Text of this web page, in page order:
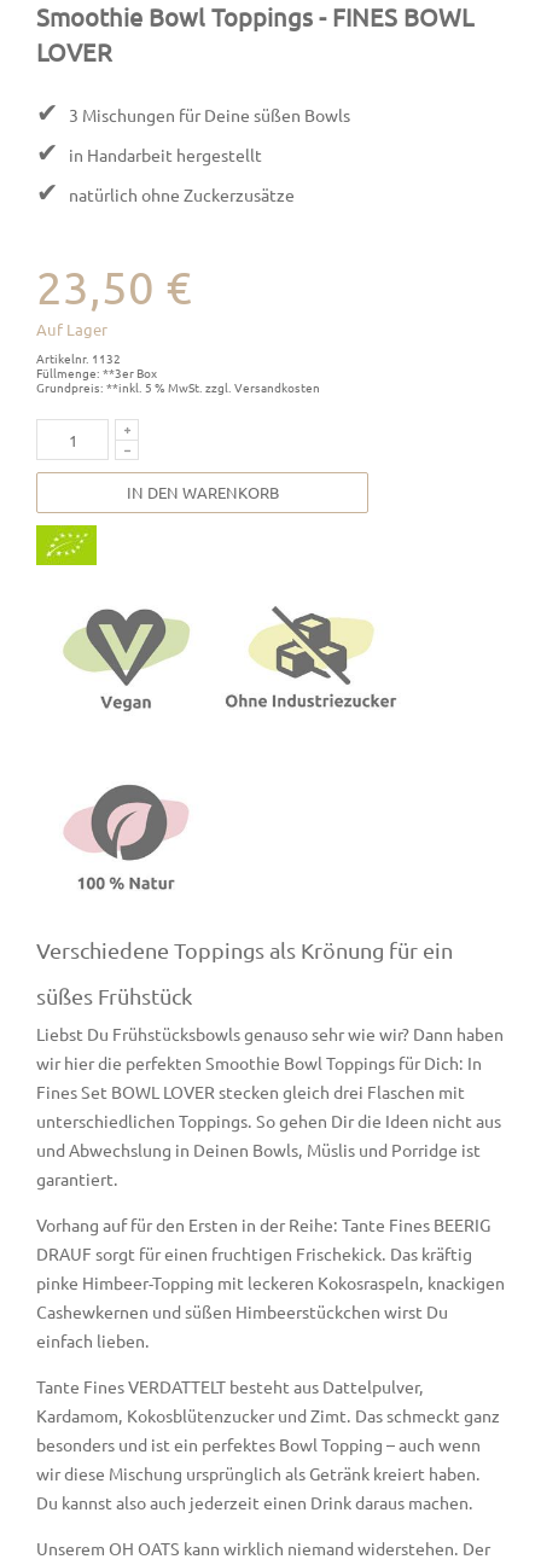
Smoothie Bowl Toppings - FINES BOWL
LOVER
✔ 3 Mischungen für Deine süßen Bowls
✔ in Handarbeit hergestellt
✔ natürlich ohne Zuckerzusätze
23,50 €
Auf Lager
Artikelnr. 1132
Füllmenge: **3er Box
Grundpreis: **inkl. 5 % MwSt. zzgl. Versandkosten
IN DEN WARENKORB
Verschiedene Toppings als Krönung für ein
süßes Frühstück
Liebst Du Frühstücksbowls genauso sehr wie wir? Dann haben
wir hier die perfekten Smoothie Bowl Toppings für Dich: In
Fines Set BOWL LOVER stecken gleich drei Flaschen mit
unterschiedlichen Toppings. So gehen Dir die Ideen nicht aus
und Abwechslung in Deinen Bowls, Müslis und Porridge ist
garantiert.
Vorhang auf für den Ersten in der Reihe: Tante Fines BEERIG
DRAUF sorgt für einen fruchtigen Frischekick. Das kräftig
pinke Himbeer-Topping mit leckeren Kokosraspeln, knackigen
Cashewkernen und süßen Himbeerstückchen wirst Du
einfach lieben.
Tante Fines VERDATTELT besteht aus Dattelpulver,
Kardamom, Kokosblütenzucker und Zimt. Das schmeckt ganz
besonders und ist ein perfektes Bowl Topping – auch wenn
wir diese Mischung ursprünglich als Getränk kreiert haben.
Du kannst also auch jederzeit einen Drink daraus machen.
Unserem OH OATS kann wirklich niemand widerstehen. Der